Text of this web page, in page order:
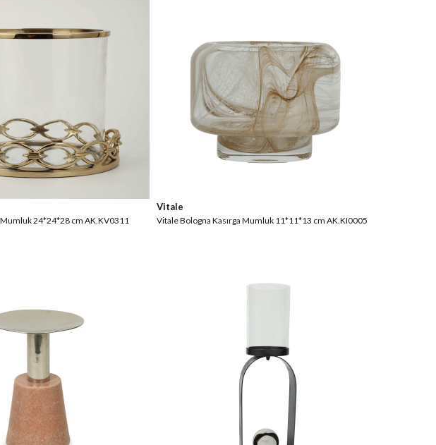
24*24*28 cm AK.KV0311
Vitale
Vitale Bologna Kasırga Mumluk 11*11*13 cm AK.KI0005